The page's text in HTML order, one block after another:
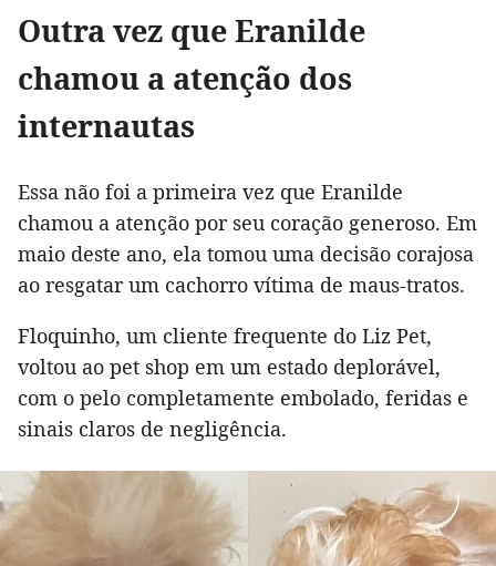
Outra vez que Eranilde
chamou a atenção dos
internautas
Essa não foi a primeira vez que Eranilde
chamou a atenção por seu coração generoso. Em
maio deste ano, ela tomou uma decisão corajosa
ao resgatar um cachorro vítima de maus-tratos.
Floquinho, um cliente frequente do Liz Pet,
voltou ao pet shop em um estado deplorável,
com o pelo completamente embolado, feridas e
sinais claros de negligência.